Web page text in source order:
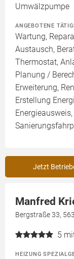
Umwälzpumpe
ANGEBOTENE
Wartung,
Austausch,
Thermostat,
Planung /
Erweiterung,
Erstellung
Jetzt
Manfred
Bergstraße 33,
5
HEIZUNG